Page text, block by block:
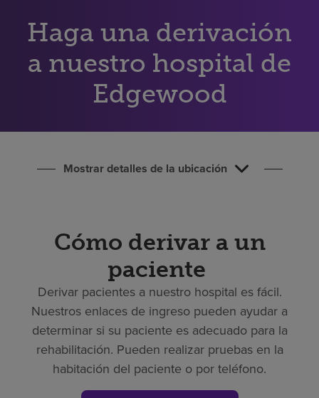
Inversores
Haga una derivación
a nuestro hospital de
Edgewood
Mostrar detalles de la ubicación
Cómo derivar a un
paciente
Derivar pacientes a nuestro hospital es fácil.
Nuestros enlaces de ingreso pueden ayudar a
determinar si su paciente es adecuado para la
rehabilitación. Pueden realizar pruebas en la
habitación del paciente o por teléfono.